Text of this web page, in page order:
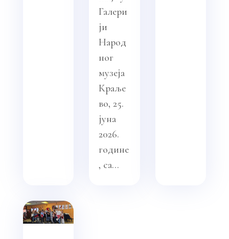
Галери
ји
Народ
ног
музеја
Краље
во, 25.
јуна
2026.
године
, са...